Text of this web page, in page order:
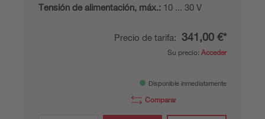
Tensión de alimentación, máx.: 10 ... 30 V
Precio de tarifa: 341,00 €*
Su precio: Acceder
Disponible inmediatamente
Comparar